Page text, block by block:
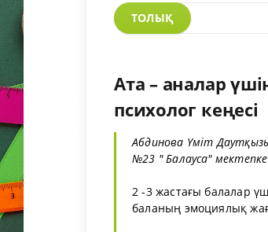
ТОЛЫҚ
Ата – аналар
психолог кеңесі
Абдинова Үміт
№23 " Балауса" мектеп
2 -3 жастағы балалар
баланың эмоциялық